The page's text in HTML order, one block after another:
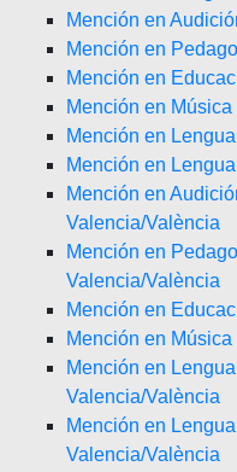
Mención en
Mención en
Mención en
Mención en Música
Mención en
Mención en
Mención en
Valencia/València
Mención en
Valencia/València
Mención en
Mención en
Mención en
Valencia/València
Mención en
Valencia/València